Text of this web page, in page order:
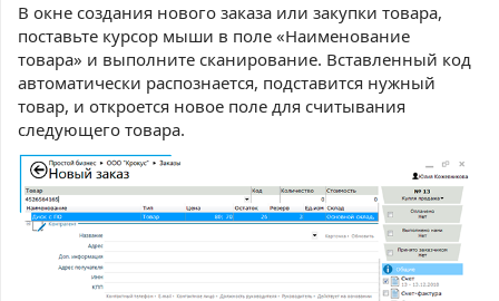
В окне создания нового заказа или закупки товара,
поставьте курсор мыши в поле «Наименование
товара» и выполните сканирование. Вставленный код
автоматически распознается, подставится нужный
товар, и откроется новое поле для считывания
следующего товара.